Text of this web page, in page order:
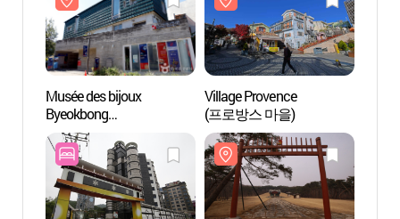
Musée des bijoux
Byeokbong
(벽봉한국장신구박물관)
Village Provence
(프로방스 마을)